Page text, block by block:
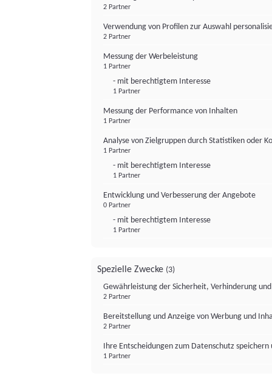
2 Partner
Verwendung von Profilen zur Auswahl
2 Partner
Messung der Werbeleistung
1 Partner
- mit berechtigtem Interesse
1 Partner
Messung der Performance von Inhalten
1 Partner
Analyse von Zielgruppen durch Statistiken oder
1 Partner
- mit berechtigtem Interesse
1 Partner
Entwicklung und Verbesserung der Angebote
0 Partner
- mit berechtigtem Interesse
1 Partner
Spezielle Zwecke (3)
Gewährleistung der Sicherheit, Verhinderung
2 Partner
Bereitstellung und Anzeige von Werbung und
2 Partner
Ihre Entscheidungen zum Datenschutz
1 Partner